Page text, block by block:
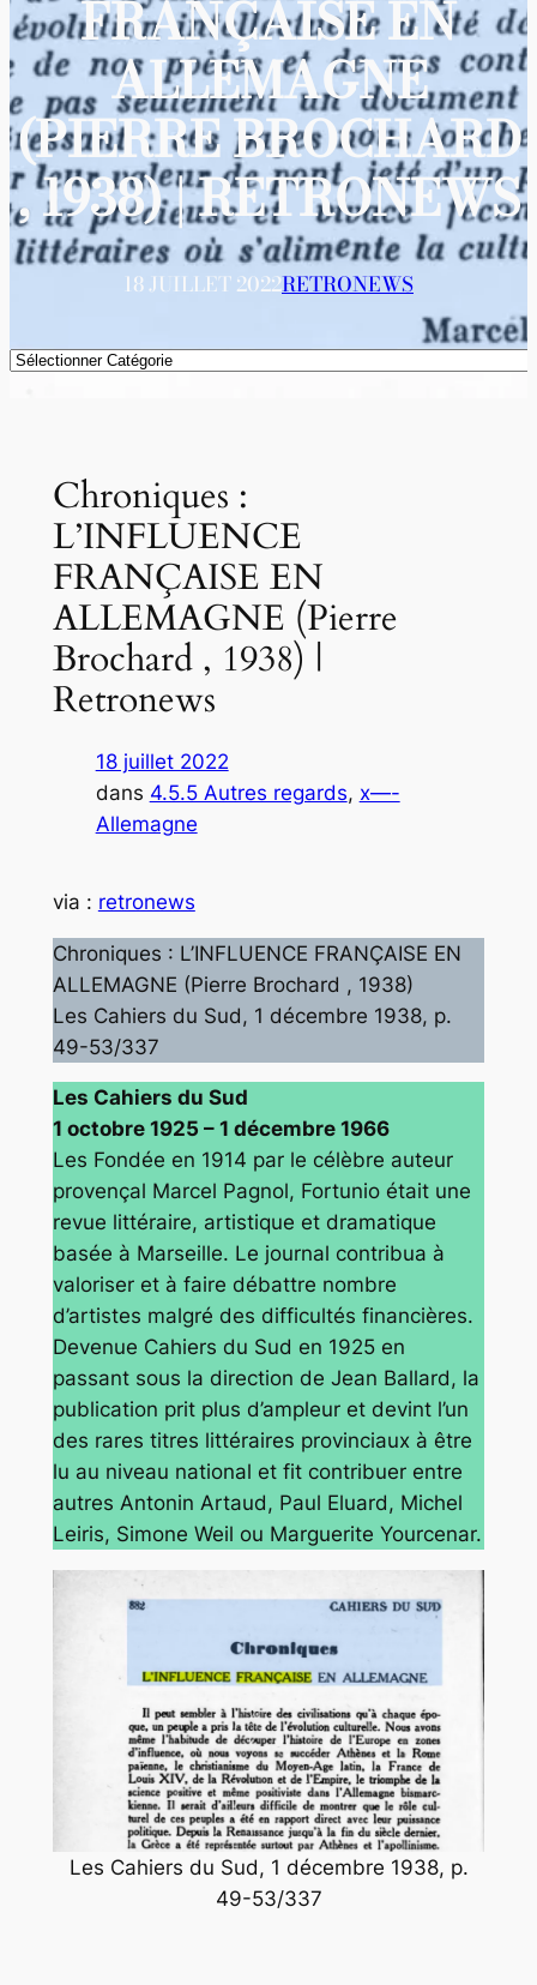
FRANÇAISE EN
ALLEMAGNE
(PIERRE BROCHARD
, 1938) | RETRONEWS
18 JUILLET 2022RETRONEWS
Catégories
Chroniques :
L’INFLUENCE
FRANÇAISE EN
ALLEMAGNE (Pierre
Brochard , 1938) |
Retronews
18 juillet 2022
dans 4.5.5 Autres regards, x—-
Allemagne
via : retronews
Chroniques : L’INFLUENCE FRANÇAISE EN
ALLEMAGNE (Pierre Brochard , 1938)
Les Cahiers du Sud, 1 décembre 1938, p.
49-53/337
Les Cahiers du Sud
1 octobre 1925 – 1 décembre 1966
Les Fondée en 1914 par le célèbre auteur
provençal Marcel Pagnol, Fortunio était une
revue littéraire, artistique et dramatique
basée à Marseille. Le journal contribua à
valoriser et à faire débattre nombre
d’artistes malgré des difficultés financières.
Devenue Cahiers du Sud en 1925 en
passant sous la direction de Jean Ballard, la
publication prit plus d’ampleur et devint l’un
des rares titres littéraires provinciaux à être
lu au niveau national et fit contribuer entre
autres Antonin Artaud, Paul Eluard, Michel
Leiris, Simone Weil ou Marguerite Yourcenar.
Les Cahiers du Sud, 1 décembre 1938, p.
49-53/337